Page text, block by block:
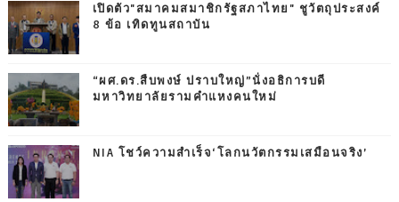
เปิดตัว"สมาคมสมาชิกรัฐสภาไทย" ชูวัตถุประสงค์
8 ข้อ เทิดทูนสถาบัน
“ผศ.ดร.สืบพงษ์ ปราบใหญ่”นั่งอธิการบดี
มหาวิทยาลัยรามคำแหงคนใหม่
NIA โชว์ความสำเร็จ‘โลกนวัตกรรมเสมือนจริง’